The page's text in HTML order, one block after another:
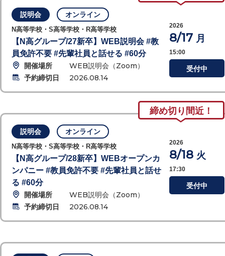
説明会 オンライン
N高等学校・S高等学校・R高等学校
【N高グループ/27新卒】WEB説明会 #教
員免許不要 #先輩社員と話せる #60分
開催場所
WEB説明会（Zoom）
予約締切日
2026.08.14
2026
8/17 月
15:00
受付中
締め切り間近！
説明会 オンライン
N高等学校・S高等学校・R高等学校
【N高グループ/28新卒】WEBオープンカ
ンパニー #教員免許不要 #先輩社員と話せ
る #60分
開催場所
WEB説明会（Zoom）
予約締切日
2026.08.14
2026
8/18 火
17:30
受付中